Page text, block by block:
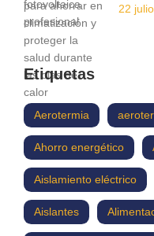
22
Etiquetas
Aerotermia
Ahorro energético
Aislamiento eléctrico
Aislantes